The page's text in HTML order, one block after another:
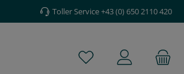
Toller Service +43 (0) 650 2110 420
Du hast 0 Produkte